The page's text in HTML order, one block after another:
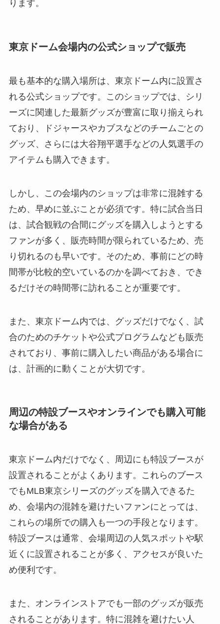
ります。
東京ドーム会場内の公式ショップで販売
最も基本的な購入場所は、東京ドーム内に設置さ
れる公式ショップです。このショップでは、シリ
ーズに関連した最新グッズが豊富に取り揃えられ
ており、ドジャースやカブスなどのチームごとの
グッズ、さらには大谷翔平選手などの人気選手の
アイテムも購入できます。
しかし、この会場内のショップは非常に混雑する
ため、早めに並ぶことが必須です。特に試合当日
は、試合観戦の合間にグッズを購入しようとする
ファンが多く、販売時間が限られているため、売
り切れるのも早いです。そのため、事前にどの時
間帯が比較的空いているのかを調べておき、でき
るだけその時間帯に訪れることが重要です。
また、東京ドーム内では、グッズだけでなく、試
合のためのチケットや公式プログラムなども販売
されており、事前に購入したい商品がある場合に
は、計画的に動くことが大切です。
周辺の特設ブースやオンラインでも購入可能
な場合がある
東京ドーム内だけでなく、周辺にも特設ブースが
設置されることがよくあります。これらのブース
でもMLB東京シリーズのグッズを購入できるた
め、会場内の混雑を避けたいファンにとっては、
これらの場所での購入も一つの手段となります。
特設ブースは通常、会場周辺の人気スポットや駅
近くに設置されることが多く、アクセスが良いた
め便利です。
また、オンラインストアでも一部のグッズが販売
されることがあります。特に混雑を避けたい人